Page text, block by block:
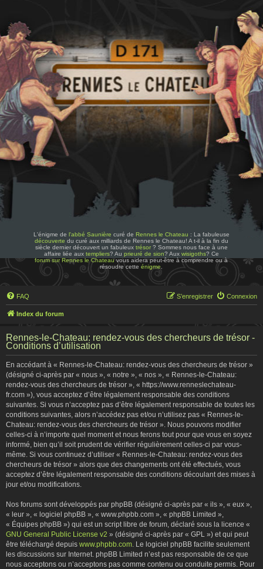
L'énigme de l'abbé Saunière curé de Rennes le Chateau : La fabuleuse
découverte du curé aux milliards de Rennes le Chateau! A t-il à la fin du
siècle dernier découvert un fabuleux trésor? Sommes nous face à une
affaire liée aux templiers? Au prieuré de sion? Aux wisigoths? Ce
forum sur Rennes le Chateauvous aidera peut-être à comprendre ou à
résoudre cetteénigme
FAQ Connexion
S’enregistrer
Index du forum
Rennes-le-Chateau: rendez-vous des chercheurs de trésor -
Conditions d’utilisation
En accédant à « Rennes-le-Chateau: rendez-vous des chercheurs de trésor »
(désigné ci-après par « nous », « notre », « nos », « Rennes-le-Chateau:
rendez-vous des chercheurs de trésor », « https://www.renneslechateau-
fr.com »), vous acceptez d’être légalement responsable des conditions
suivantes. Si vous n’acceptez pas d’être légalement responsable de toutes les
conditions suivantes, alors n’accédez pas et/ou n’utilisez pas « Rennes-le-
Chateau: rendez-vous des chercheurs de trésor ». Nous pouvons modifier
celles-ci à n’importe quel moment et nous ferons tout pour que vous en soyez
informé, bien qu’il soit prudent de vérifier régulièrement celles-ci par vous-
même. Si vous continuez d’utiliser « Rennes-le-Chateau: rendez-vous des
chercheurs de trésor » alors que des changements ont été effectués, vous
acceptez d’être légalement responsable des conditions découlant des mises à
jour et/ou modifications.
Nos forums sont développés par phpBB (désigné ci-après par « ils », « eux »,
« leur », « logiciel phpBB », « www.phpbb.com », « phpBB Limited »,
« Équipes phpBB ») qui est un script libre de forum, déclaré sous la licence «
GNU General Public License v2 » (désigné ci-après par « GPL ») et qui peut
être téléchargé depuis www.phpbb.com. Le logiciel phpBB facilite seulement
les discussions sur Internet. phpBB Limited n’est pas responsable de ce que
nous acceptons ou n’acceptons pas comme contenu ou conduite permis. Pour